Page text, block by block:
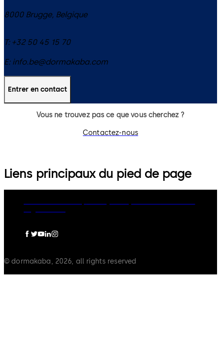
8000 Brugge, Belgique
T: +32 50 45 15 70
E: info.be@dormakaba.com
Entrer en contact
Vous ne trouvez pas ce que vous cherchez ?
Contactez-nous
Liens principaux du pied de page
© dormakaba, 2026, all rights reserved